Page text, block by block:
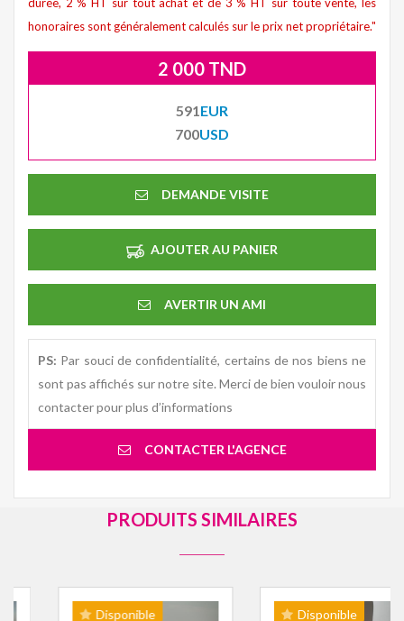
durée, 2 % HT sur tout achat et de 3 % HT sur toute vente, les
honoraires sont généralement calculés sur le prix net propriétaire."
2 000 TND
591EUR
700USD
DEMANDE VISITE
AJOUTER AU PANIER
AVERTIR UN AMI
PS: Par souci de confidentialité, certains de nos biens ne
sont pas affichés sur notre site. Merci de bien vouloir nous
contacter pour plus d’informations
CONTACTER L'AGENCE
PRODUITS SIMILAIRES
Disponible Disponible